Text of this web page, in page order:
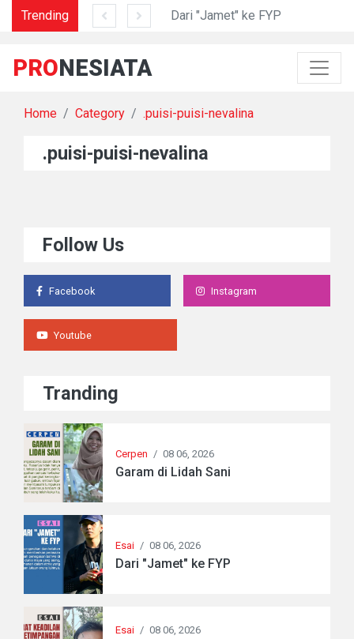
Trending
di Lidah Sani Dari "Jamet" ke FYP
PRONESIATA
Home Category .puisi-puisi-nevalina
.puisi-puisi-nevalina
Follow Us
Facebook Instagram
Youtube
Tranding
Cerpen / 08 06, 2026
Garam di Lidah Sani
Esai / 08 06, 2026
Dari "Jamet" ke FYP
Esai / 08 06, 2026